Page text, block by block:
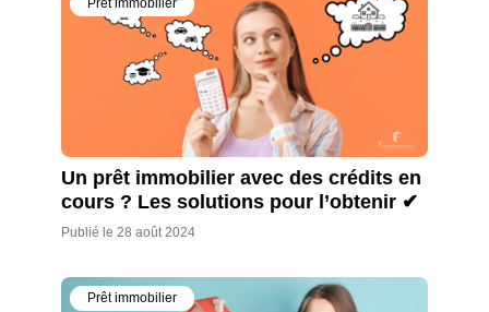
Un prêt immobilier avec des crédits en
cours ? Les solutions pour l’obtenir ✔
Publié le 28 août 2024
Prêt immobilier